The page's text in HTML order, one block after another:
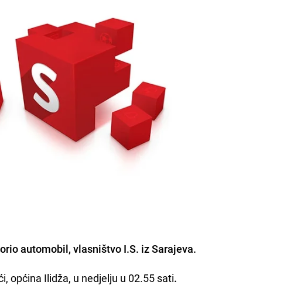
automobil, vlasništvo I.S. iz Sarajeva.
općina Ilidža, u nedjelju u 02.55 sati.